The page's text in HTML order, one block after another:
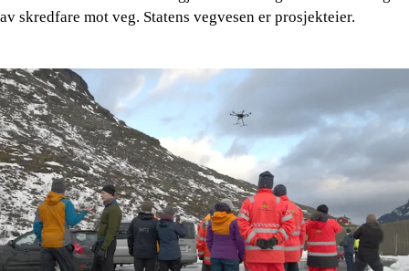
av skredfare mot veg. Statens vegvesen er prosjekteier.